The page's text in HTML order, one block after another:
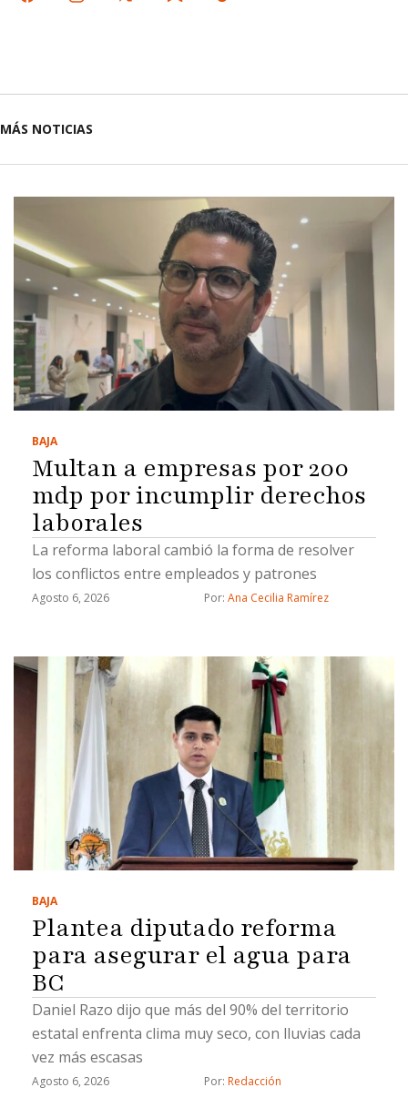
MÁS NOTICIAS
BAJA
Multan a empresas por 200
mdp por incumplir derechos
laborales
La reforma laboral cambió la forma de resolver
los conflictos entre empleados y patrones
Agosto 6, 2026 Por: Ana Cecilia Ramírez
BAJA
Plantea diputado reforma
para asegurar el agua para
BC
Daniel Razo dijo que más del 90% del territorio
estatal enfrenta clima muy seco, con lluvias cada
vez más escasas
Agosto 6, 2026 Por: Redacción